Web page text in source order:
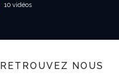
10 vidéos
RETROUVEZ NOUS